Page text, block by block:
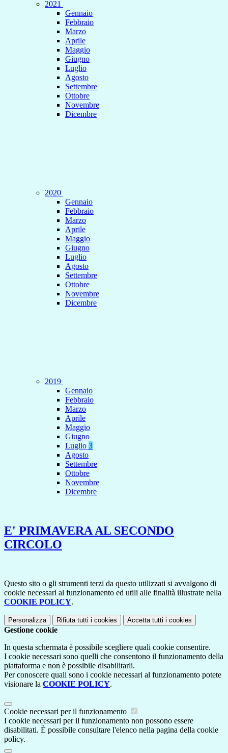
2021
Gennaio
Febbraio
Marzo
Aprile
Maggio
Giugno
Luglio
Agosto
Settembre
Ottobre
Novembre
Dicembre
2020
Gennaio
Febbraio
Marzo
Aprile
Maggio
Giugno
Luglio
Agosto
Settembre
Ottobre
Novembre
Dicembre
2019
Gennaio
Febbraio
Marzo
Aprile
Maggio
Giugno
Luglio 3
Agosto
Settembre
Ottobre
Novembre
Dicembre
E' PRIMAVERA AL SECONDO
CIRCOLO
Questo sito o gli strumenti terzi da questo utilizzati si avvalgono di
cookie necessari al funzionamento ed utili alle finalità illustrate nella
COOKIE POLICY.
Personalizza Rifiuta tutti i cookies Accetta tutti i cookies
Gestione cookie
In questa schermata è possibile scegliere quali cookie consentire.
I cookie necessari sono quelli che consentono il funzionamento della
piattaforma e non è possibile disabilitarli.
Per conoscere quali sono i cookie necessari al funzionamento potete
visionare la COOKIE POLICY.
Cookie necessari per il funzionamento
I cookie necessari per il funzionamento non possono essere
disabilitati. È possibile consultare l'elenco nella pagina della cookie
policy.